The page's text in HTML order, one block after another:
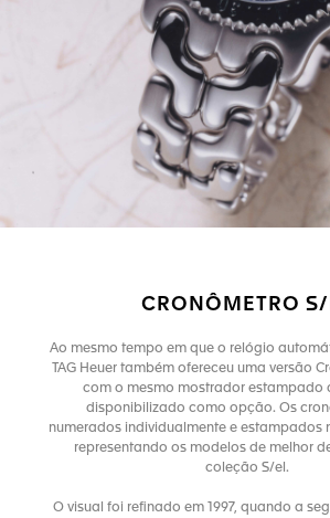
CRONÔMETRO S/
Ao mesmo tempo em que o relógio
TAG Heuer também ofereceu uma versão
com o mesmo mostrador estampado
disponibilizado como opção. Os
numerados individualmente e estampados
representando os modelos de melhor
coleção S/el.
O visual foi refinado em 1997, quando a